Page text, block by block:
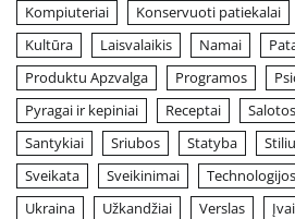
Kompiuteriai
Konservuoti patiekalai
Kultūra
Laisvalaikis Namai
Produktu Apzvalga
Programos
Pyragai ir kepiniai
Receptai
Santykiai
Sriubos Statyba
Sveikata
Sveikinimai Technologijos
Ukraina
Užkandžiai Verslas